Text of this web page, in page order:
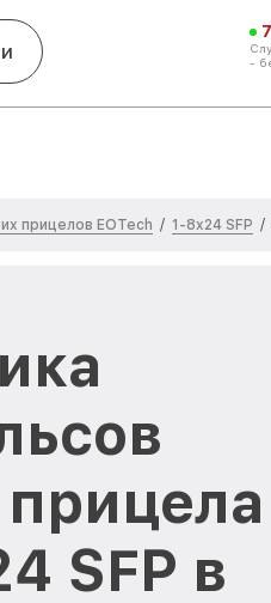
-
прицелов EOTech / 1-8x24 SFP /
SFP в